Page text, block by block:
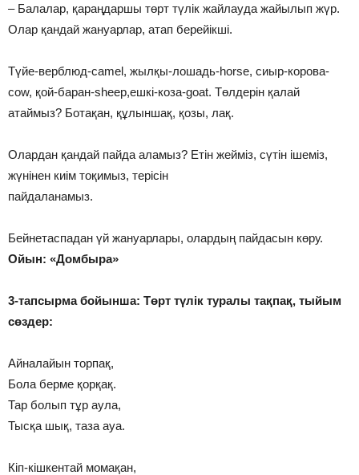
– Балалар, қараңдаршы төрт түлік жайлауда жайылып жүр.
Олар қандай жануарлар, атап берейікші.
Түйе-верблюд-camel, жылқы-лошадь-horse, сиыр-корова-
cow, қой-баран-sheep,ешкі-коза-goat. Төлдерін қалай
атаймыз? Ботақан, құлыншақ, қозы, лақ.
Олардан қандай пайда аламыз? Етін жейміз, сүтін ішеміз,
жүнінен киім тоқимыз, терісін
пайдаланамыз.
Бейнетаспадан үй жануарлары, олардың пайдасын көру.
Ойын: «Домбыра»
3-тапсырма бойынша: Төрт түлік туралы тақпақ, тыйым
сөздер:
Айналайын торпақ,
Бола берме қорқақ.
Тар болып тұр аула,
Тысқа шық, таза ауа.
Кіп-кішкентай момақан,